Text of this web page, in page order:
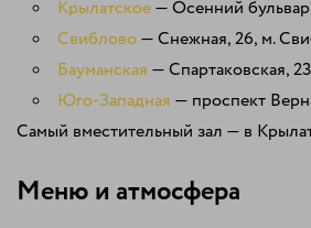
Крылатское— Осенний
Свиблово— Снежная, 26, м.
Бауманская — Спартаковская,
Юго-Западная — проспект
Самый вместительный зал — в
Меню и атмосфера